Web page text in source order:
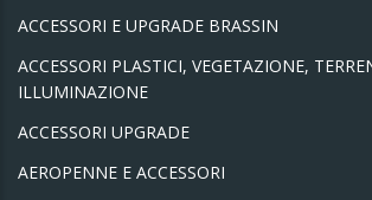
ACCESSORI E UPGRADE BRASSIN
ACCESSORI PLASTICI, VEGETAZIONE,
ILLUMINAZIONE
ACCESSORI UPGRADE
AEROPENNE E ACCESSORI